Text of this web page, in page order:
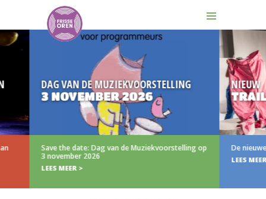
VAN DE MUZIEKVOORSTELLING
2026
the date: Dag van de Muziekvoorstelling op
2026
NIEUW
TRAILER
De nieuwe trailer van